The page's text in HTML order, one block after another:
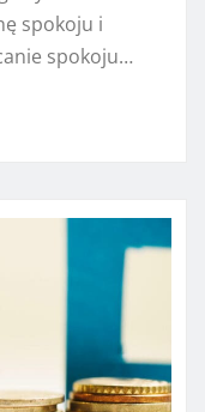
spokoju i
spokoju…